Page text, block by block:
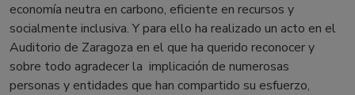
economía neutra en carbono, eficiente en recursos y
socialmente inclusiva. Y para ello ha realizado un acto en el
Auditorio de Zaragoza en el que ha querido reconocer y
sobre todo agradecer la implicación de numerosas
personas y entidades que han compartido su esfuerzo,